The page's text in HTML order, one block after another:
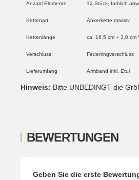
Anzahl Elemente 12 Stück, farblich
Kettenart Ankerkette massiv
Kettenlänge ca. 16,5 cm + 3,0 cm
Verschluss Federringverschluss
Lieferumfang Armband inkl. Etui
Hinweis: Bitte UNBEDINGT die
BEWERTUNGEN
Geben Sie die erste